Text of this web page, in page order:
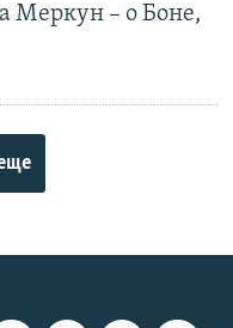
Меркун – о Боне,